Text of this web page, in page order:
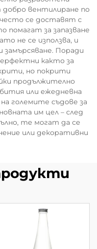
вентилиране по
се доставят с
помагат за запазване
не се използва, и
замърсяване. Поради
както за
но покрити
продължително
или ежедневна
големите съдове за
им цел – след
те могат да се
или декоративни